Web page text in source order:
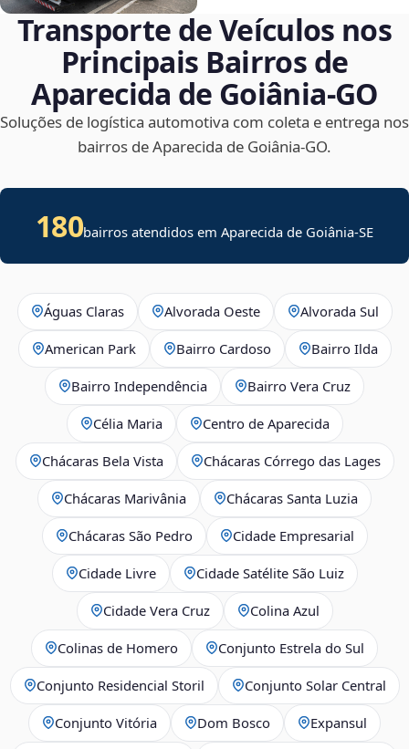
Transporte de Veículos nos
Principais Bairros de
Aparecida de Goiânia‑GO
Soluções de logística automotiva com coleta e entrega nos
bairros de Aparecida de Goiânia‑GO.
180bairros atendidos emAparecida de Goiânia-SE
Águas Claras Alvorada Oeste Alvorada Sul
American Park Bairro Cardoso Bairro Ilda
Bairro Independência Bairro Vera Cruz
Célia Maria Centro de Aparecida
Chácaras Bela Vista Chácaras Córrego das Lages
Chácaras Marivânia Chácaras Santa Luzia
Chácaras São Pedro Cidade Empresarial
Cidade Livre Cidade Satélite São Luiz
Cidade Vera Cruz Colina Azul
Colinas de Homero Conjunto Estrela do Sul
Conjunto Residencial Storil Conjunto Solar Central
Conjunto Vitória Dom Bosco Expansul